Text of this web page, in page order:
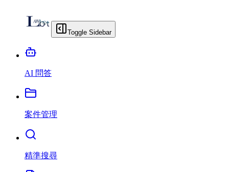
Toggle Sidebar
AI 問答
案件管理
精準搜尋